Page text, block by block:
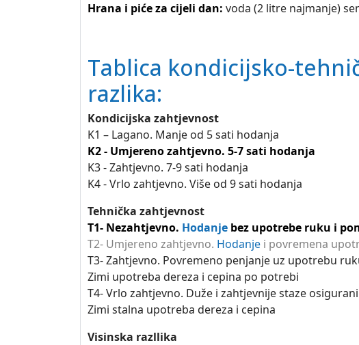
Hrana i piće za cijeli dan: voda (2 litre najmanje)
Tablica kondicijsko-
razlika:
Kondicijska zahtjevnost
K1 – Lagano. Manje od 5 sati hodanja
K2 - Umjereno zahtjevno. 5-7 sati hodanja
K3 - Zahtjevno. 7-9 sati hodanja
K4 - Vrlo zahtjevno. Više od 9 sati hodanja
Tehnička zahtjevnost
T1- Nezahtjevno. Hodanje bez upotrebe ruku i
T2- Umjereno zahtjevno. Hodanje i povremena
T3- Zahtjevno. Povremeno penjanje uz upotrebu
Zimi upotreba dereza i cepina po potrebi
T4- Vrlo zahtjevno. Duže i zahtjevnije staze
Zimi stalna upotreba dereza i cepina
Visinska razllika